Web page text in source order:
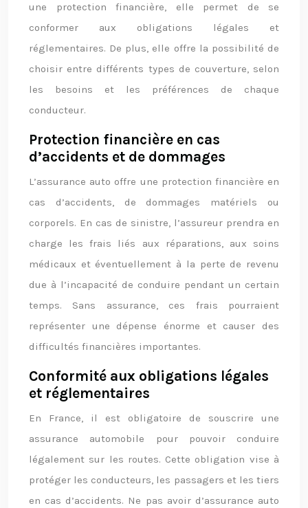
une protection financière, elle permet de se
conformer aux obligations légales et
réglementaires. De plus, elle offre la possibilité de
choisir entre différents types de couverture, selon
les besoins et les préférences de chaque
conducteur.
Protection financière en cas
d’accidents et de dommages
L’assurance auto offre une protection financière en
cas d’accidents, de dommages matériels ou
corporels. En cas de sinistre, l’assureur prendra en
charge les frais liés aux réparations, aux soins
médicaux et éventuellement à la perte de revenu
due à l’incapacité de conduire pendant un certain
temps. Sans assurance, ces frais pourraient
représenter une dépense énorme et causer des
difficultés financières importantes.
Conformité aux obligations légales
et réglementaires
En France, il est obligatoire de souscrire une
assurance automobile pour pouvoir conduire
légalement sur les routes. Cette obligation vise à
protéger les conducteurs, les passagers et les tiers
en cas d’accidents. Ne pas avoir d’assurance auto